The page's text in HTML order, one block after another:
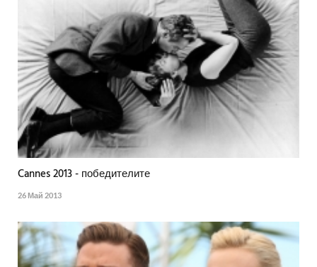
Cannes 2013 - победителите
26 Май 2013